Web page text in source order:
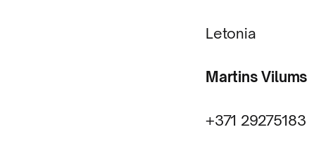
Letonia
Martins Vilums
+371 29275183